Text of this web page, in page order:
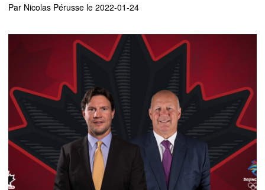
Par Nicolas Pérusse le 2022-01-24